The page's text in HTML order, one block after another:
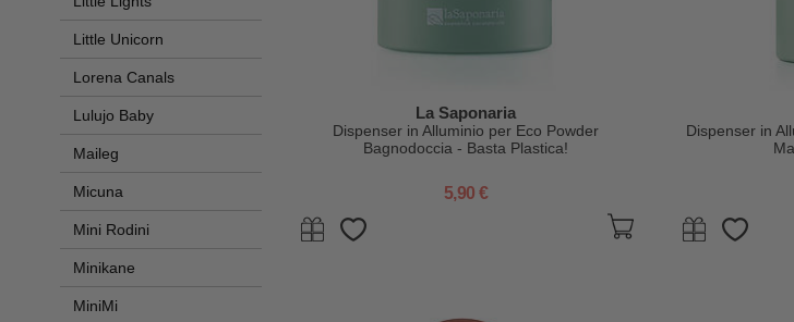
Little Unicorn
Lorena Canals
Lulujo Baby
Maileg
Micuna
Mini Rodini
Minikane
MiniMi
La Saponaria
Dispenser in Alluminio per Eco Powder
Bagnodoccia - Basta Plastica!
5,90 €
Dispenser in